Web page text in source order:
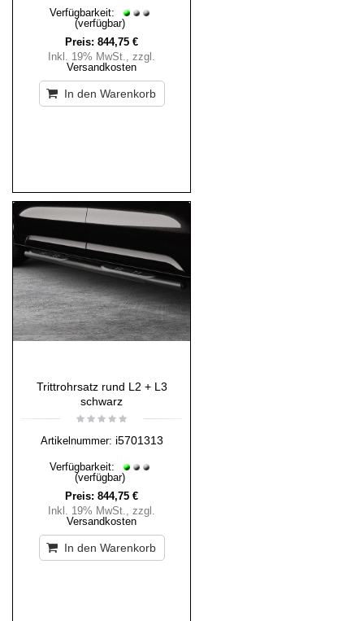
Verfügbarkeit:
(verfügbar)
Preis: 844,75 €
Inkl. 19% MwSt., zzgl.
Versandkosten
In den Warenkorb
Trittrohrsatz rund L2 + L3
schwarz
Artikelnummer: i5701313
Verfügbarkeit:
(verfügbar)
Preis: 844,75 €
Inkl. 19% MwSt., zzgl.
Versandkosten
In den Warenkorb